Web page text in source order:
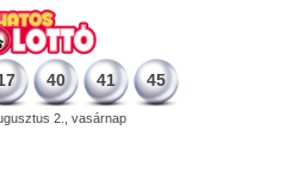
40 41 45
2., vasárnap